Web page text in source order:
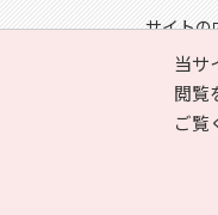
当サ
閲覧
ご覧
サイトの